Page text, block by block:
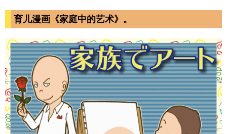
育儿漫画《家庭中的艺术》。